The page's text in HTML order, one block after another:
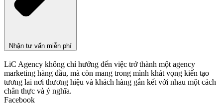
Nhận tư vấn miễn phí
LiC Agency không chỉ hướng đến việc trở thành một agency
marketing hàng đầu, mà còn mang trong mình khát vọng kiến tạo
tương lai nơi thương hiệu và khách hàng gắn kết với nhau một cách
chân thực và ý nghĩa.
Facebook